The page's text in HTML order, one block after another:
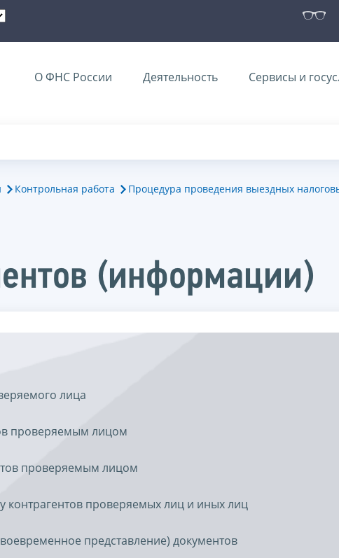
О ФНС России Деятельность Сервисы и
Контрольная работа
Процедура проведения выездных
(информации)
лица
проверяемым лицом
проверяемым лицом
проверяемых лиц и иных лиц
представление) документов